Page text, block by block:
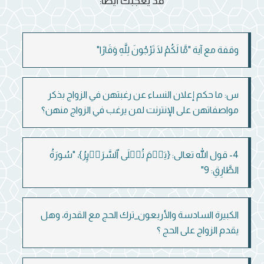
وقفة مع آية "مَّا لَكُمْ لَا تَرْجُونَ لِلَّهِ وَقَارًا"
س: ما حكم إعلان النساء عن رغبتهن في الزواج بذكر
مواصفاتهن على الإنترنت لمن يرغب في الزواج منهن؟
4- قول الله تعالى: {یَوۡمَ تُبۡلَى ٱلسَّرَاۤىِٕرُ}، "سُورَةُ
الطَّارِقِ: 9"
الكبيرة السادسة والأربعون_ترك الحج مع القدرة، وهل
يقدم الزواج على الحج ؟